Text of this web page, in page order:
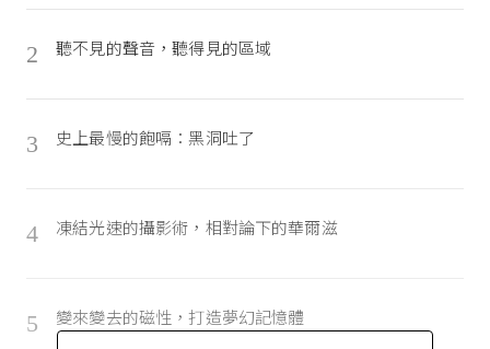
2 聽不見的聲音，聽得見的區域
3 史上最慢的飽嗝：黑洞吐了
4 凍結光速的攝影術，相對論下的華爾滋
5 變來變去的磁性，打造夢幻記憶體